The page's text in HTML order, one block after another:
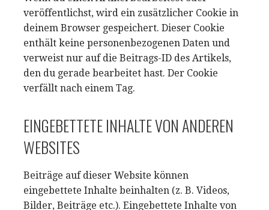
veröffentlichst, wird ein zusätzlicher Cookie in
deinem Browser gespeichert. Dieser Cookie
enthält keine personenbezogenen Daten und
verweist nur auf die Beitrags-ID des Artikels,
den du gerade bearbeitet hast. Der Cookie
verfällt nach einem Tag.
EINGEBETTETE INHALTE VON ANDEREN
WEBSITES
Beiträge auf dieser Website können
eingebettete Inhalte beinhalten (z. B. Videos,
Bilder, Beiträge etc.). Eingebettete Inhalte von